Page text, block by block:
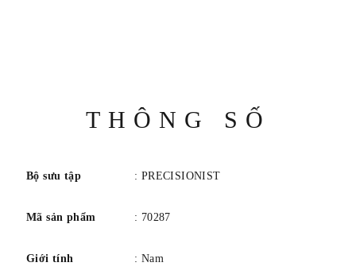
Phong trào: Người theo chủ nghĩa chính xác
Khả năng chống nước: 300M
THÔNG SỐ
Bộ sưu tập : PRECISIONIST
Mã sản phẩm : 70287
Giới tính : Nam